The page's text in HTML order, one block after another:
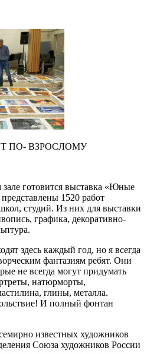
ПО- ВЗРОСЛОМУ
готовится выставка «Юные
1520 работ
студий. Из них для выставки
графика, декоративно-
здесь каждый год, но я всегда
фантазиям ребят. Они
не всегда могут придумать
натюрморты,
глины, металла.
И полный фонтан
известных художников
Союза художников России